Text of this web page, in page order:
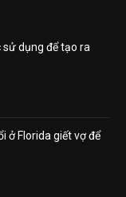
dụng để tạo ra
ở Florida giết vợ để